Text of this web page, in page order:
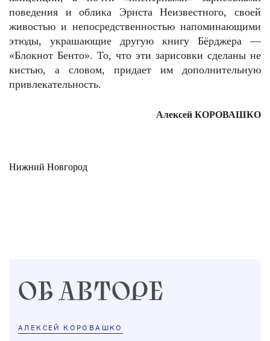
поведения и облика Эрнста Неизвестного, своей
живостью и непосредственностью напоминающими
этюды, украшающие другую книгу Бёрджера —
«Блокнот Бенто». То, что эти зарисовки сделаны не
кистью, а словом, придает им дополнительную
привлекательность.
Алексей КОРОВАШКО
Нижний Новгород
ОБ АВТОРЕ
АЛЕКСЕЙ КОРОВАШКО